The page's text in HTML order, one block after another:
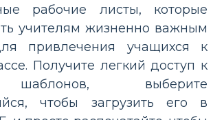
рабочие листы, которые
учителям жизненно важным
привлечения учащихся к
Получите легкий доступ к
выберите
чтобы загрузить его в